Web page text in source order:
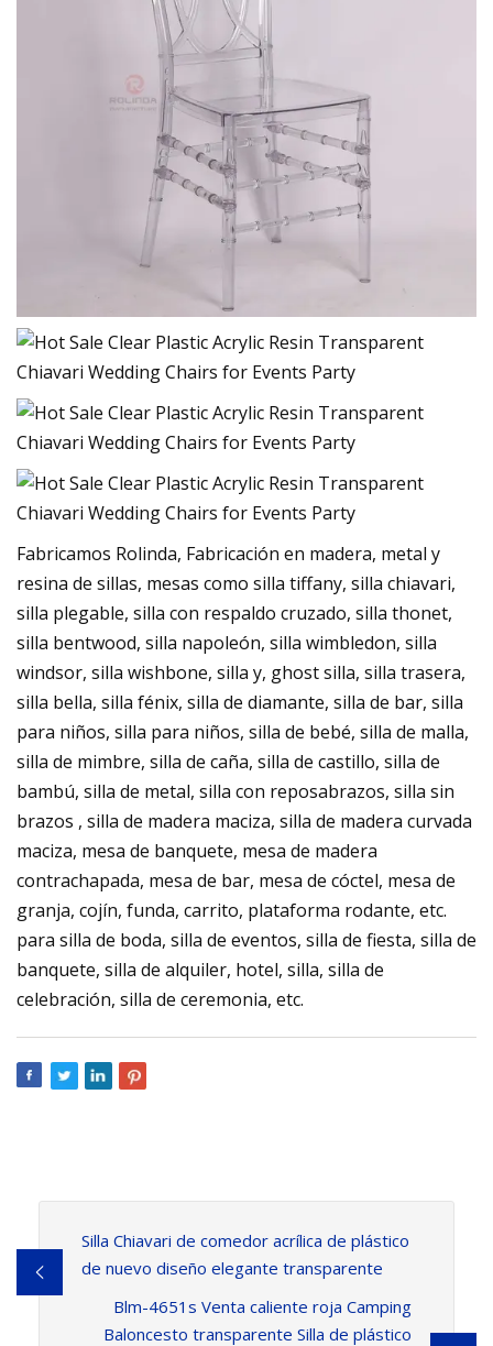
Fabricamos Rolinda, Fabricación en madera, metal y
resina de sillas, mesas como silla tiffany, silla chiavari,
silla plegable, silla con respaldo cruzado, silla thonet,
silla bentwood, silla napoleón, silla wimbledon, silla
windsor, silla wishbone, silla y, ghost silla, silla trasera,
silla bella, silla fénix, silla de diamante, silla de bar, silla
para niños, silla para niños, silla de bebé, silla de malla,
silla de mimbre, silla de caña, silla de castillo, silla de
bambú, silla de metal, silla con reposabrazos, silla sin
brazos , silla de madera maciza, silla de madera curvada
maciza, mesa de banquete, mesa de madera
contrachapada, mesa de bar, mesa de cóctel, mesa de
granja, cojín, funda, carrito, plataforma rodante, etc.
para silla de boda, silla de eventos, silla de fiesta, silla de
banquete, silla de alquiler, hotel, silla, silla de
celebración, silla de ceremonia, etc.
Silla Chiavari de comedor acrílica de plástico
de nuevo diseño elegante transparente
Blm-4651s Venta caliente roja Camping
Baloncesto transparente Silla de plástico